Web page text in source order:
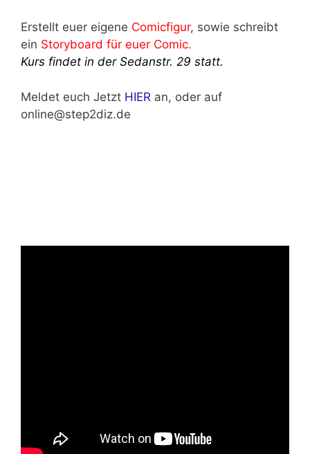
Erstellt euer eigene Comicfigur, sowie schreibt
ein Storyboard für euer Comic.
Kurs findet in der Sedanstr. 29 statt.
Meldet euch Jetzt HIER an, oder auf
online@step2diz.de